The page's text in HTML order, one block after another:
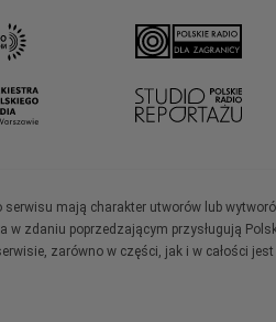
mają charakter utworów lub
zdaniu poprzedzającym przysługują
zarówno w części, jak i w całości